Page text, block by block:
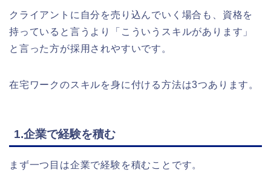
クライアントに自分を売り込んでいく場合も、資格を
持っていると言うより「こういうスキルがあります」
と言った方が採用されやすいです。
在宅ワークのスキルを身に付ける方法は3つあります。
1.企業で経験を積む
まず一つ目は企業で経験を積むことです。